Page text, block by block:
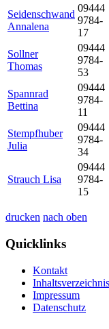
Seidenschwand
Annalena
09444
9784-
17
Sollner
Thomas
09444
9784-
53
Spannrad
Bettina
09444
9784-
11
Stempfhuber
Julia
09444
9784-
34
Strauch Lisa
09444
9784-
15
drucken nach oben
Quicklinks
Kontakt
Inhaltsverzeichnis
Impressum
Datenschutz